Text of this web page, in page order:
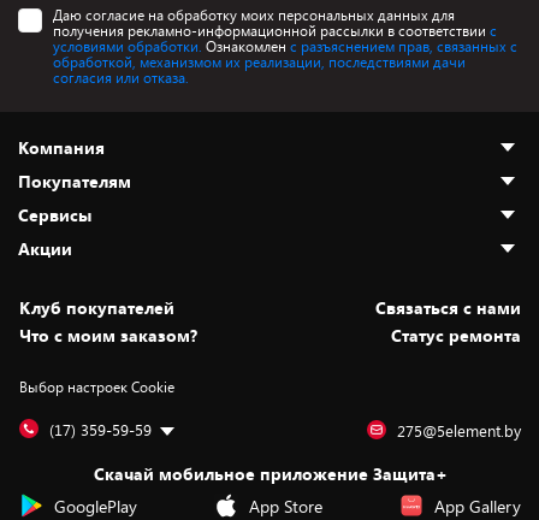
Даю согласие на обработку моих персональных данных для
получения рекламно-информационной рассылки в соответствии с
условиями обработки. Ознакомлен с разъяснением прав, связанных с
обработкой, механизмом их реализации, последствиями дачи
согласия или отказа.
Компания
О нас
Адреса магазинов
Новости
Статьи и обзоры
Вакансии
Дай пять добру!
Покупателям
Как сделать заказ
Оплата и доставка
Безналичный расчёт
Обмен и возврат товара
Обработка персональных данных
Подарочные карты
Сервисы
Установка техники
Для игровых консолей
Для мобильных устройств
Для компьютеров
Сервисные центры
Акции
Скидки и промокоды
Белорусские товары
Бонусы
Оплата частями
Новинки
Клуб покупателей
Cвязаться с нами
Что с моим заказом?
Статус ремонта
Выбор настроек Cookie
(17) 359-59-59 275@5element.by
Скачай мобильное приложение Защита+
GooglePlay
App Store App Gallery